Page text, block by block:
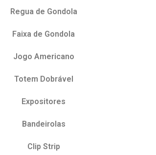
Regua de Gondola
Faixa de Gondola
Jogo Americano
Totem Dobrável
Expositores
Bandeirolas
Clip Strip